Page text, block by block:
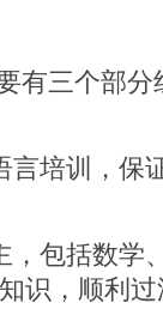
有三个部
培训，保
包括数学
识，顺利